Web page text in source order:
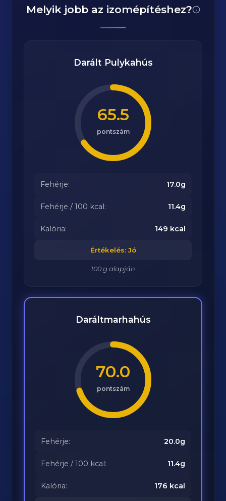
Melyik jobb az izomépítéshez?
Darált Pulykahús
65.5
pontszám
Fehérje: 17.0g
Fehérje / 100 kcal: 11.4g
Kalória: 149 kcal
Értékelés: Jó
100 g alapján
Daráltmarhahús
70.0
pontszám
Fehérje: 20.0g
Fehérje / 100 kcal: 11.4g
Kalória: 176 kcal